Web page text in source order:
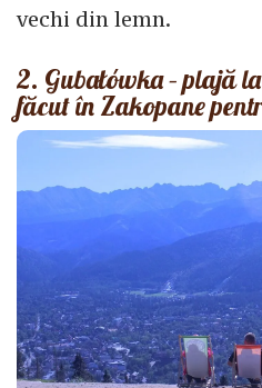
vechi din lemn.
2. Gubałówka – plajă
făcut în Zakopane